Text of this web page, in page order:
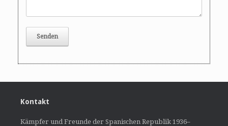
Kontakt
Kämpfer und Freunde der Spanischen Republik 1936–